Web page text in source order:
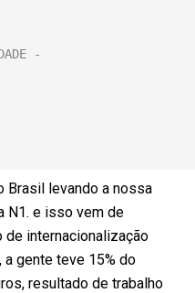
Brasil levando a nossa
N1. e isso vem de
internacionalização
a gente teve 15% do
resultado de trabalho